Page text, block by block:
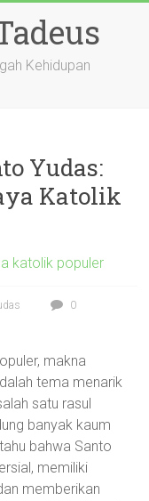
Kehidupan
Yudas:
Katolik
katolik populer
0
makna
tema menarik
satu rasul
banyak kaum
bahwa Santo
memiliki
memberikan